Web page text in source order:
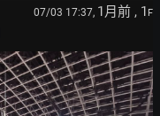
07/03 17:37, 1月前 , 1 F